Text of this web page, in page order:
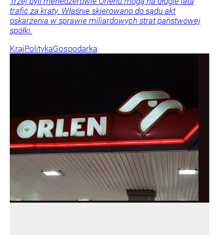
trafić za kraty. Właśnie skierowano do sądu akt
oskarżenia w sprawie miliardowych strat państwowej
spółki.
KrajPolitykaGospodarka